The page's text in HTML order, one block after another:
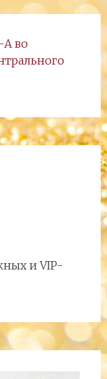
А во
и VIP-